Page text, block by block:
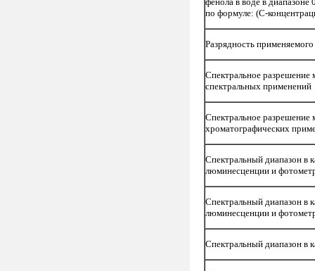
по формуле: (С-
Разрядность
Спектральное разрешение
спектральных применений
Спектральное разрешение
хроматографических
Спектральный диапазон в
люминесценции и
Спектральный диапазон в
люминесценции и
Спектральный диапазон в